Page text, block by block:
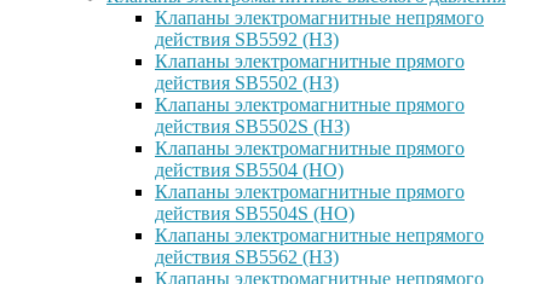
Клапаны электромагнитные непрямого
действия SB5592 (НЗ)
Клапаны электромагнитные прямого
действия SB5502 (НЗ)
Клапаны электромагнитные прямого
действия SB5502S (НЗ)
Клапаны электромагнитные прямого
действия SB5504 (НО)
Клапаны электромагнитные прямого
действия SB5504S (НО)
Клапаны электромагнитные непрямого
действия SB5562 (НЗ)
Клапаны электромагнитные непрямого